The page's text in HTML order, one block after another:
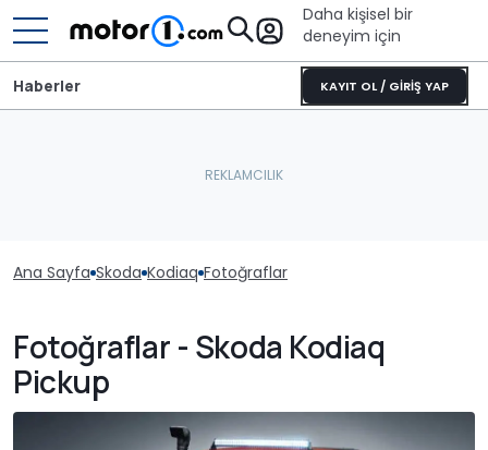
Daha kişisel bir
deneyim için
KAYIT OL / GİRİŞ YAP
Haberler
Ana Sayfa Skoda Kodiaq Fotoğraflar
Fotoğraflar - Skoda Kodiaq
Pickup